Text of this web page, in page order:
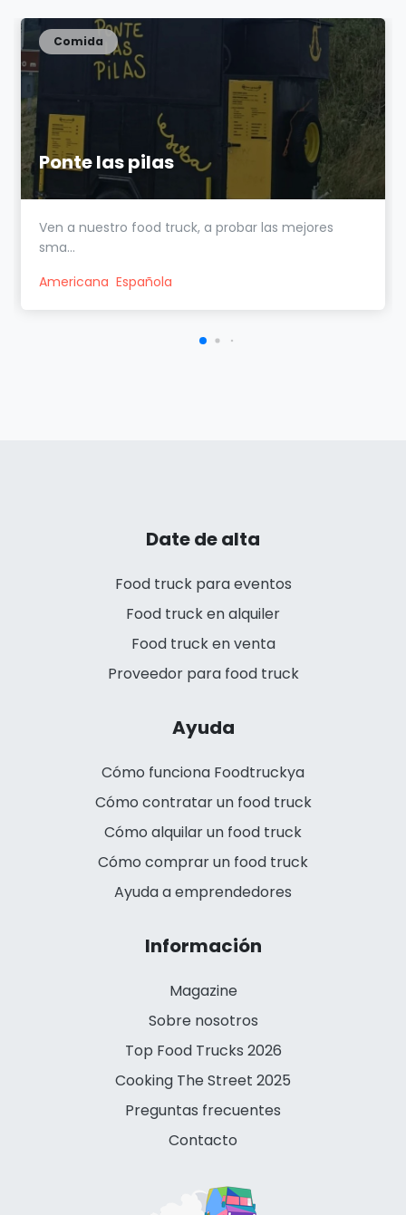
Ponte las pilas
Comida
Ven a nuestro food truck, a probar las mejores
sma...
Americana Española
Date de alta
Food truck para eventos
Food truck en alquiler
Food truck en venta
Proveedor para food truck
Ayuda
Cómo funciona Foodtruckya
Cómo contratar un food truck
Cómo alquilar un food truck
Cómo comprar un food truck
Ayuda a emprendedores
Información
Magazine
Sobre nosotros
Top Food Trucks 2026
Cooking The Street 2025
Preguntas frecuentes
Contacto